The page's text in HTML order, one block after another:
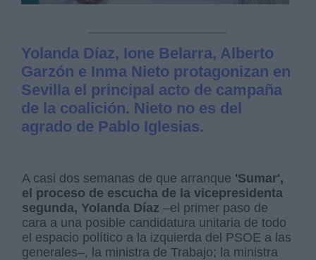
Yolanda Díaz, Ione Belarra, Alberto
Garzón e Inma Nieto protagonizan en
Sevilla el principal acto de campaña
de la coalición. Nieto no es del
agrado de Pablo Iglesias.
A casi dos semanas de que arranque 'Sumar',
el proceso de escucha de la vicepresidenta
segunda, Yolanda Díaz –el primer paso de
cara a una posible candidatura unitaria de todo
el espacio político a la izquierda del PSOE a las
generales–, la ministra de Trabajo; la ministra